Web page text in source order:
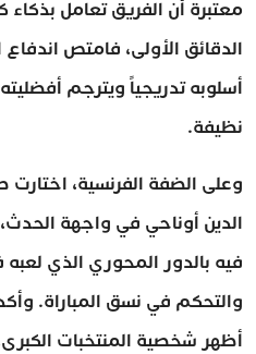
معتبرة أن الفريق تعامل
الدقائق الأولى، فامتص
أسلوبه تدريجياً ويترجم
نظيفة.
وعلى الضفة الفرنسية،
الدين أوناحي في واجهة
فيه بالدور المحوري الذي
والتحكم في نسق المباراة.
أظهر شخصية المنتخبات